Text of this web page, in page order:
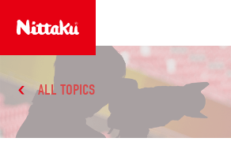
ALL TOPICS